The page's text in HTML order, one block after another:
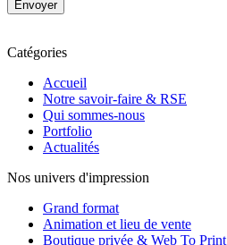
Catégories
Accueil
Notre savoir-faire & RSE
Qui sommes-nous
Portfolio
Actualités
Nos univers d'impression
Grand format
Animation et lieu de vente
Boutique privée & Web To Print